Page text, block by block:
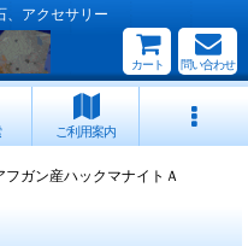
、アクセサリー
カート 問い合わせ
ご利用案内
フガン産ハックマナイトＡ